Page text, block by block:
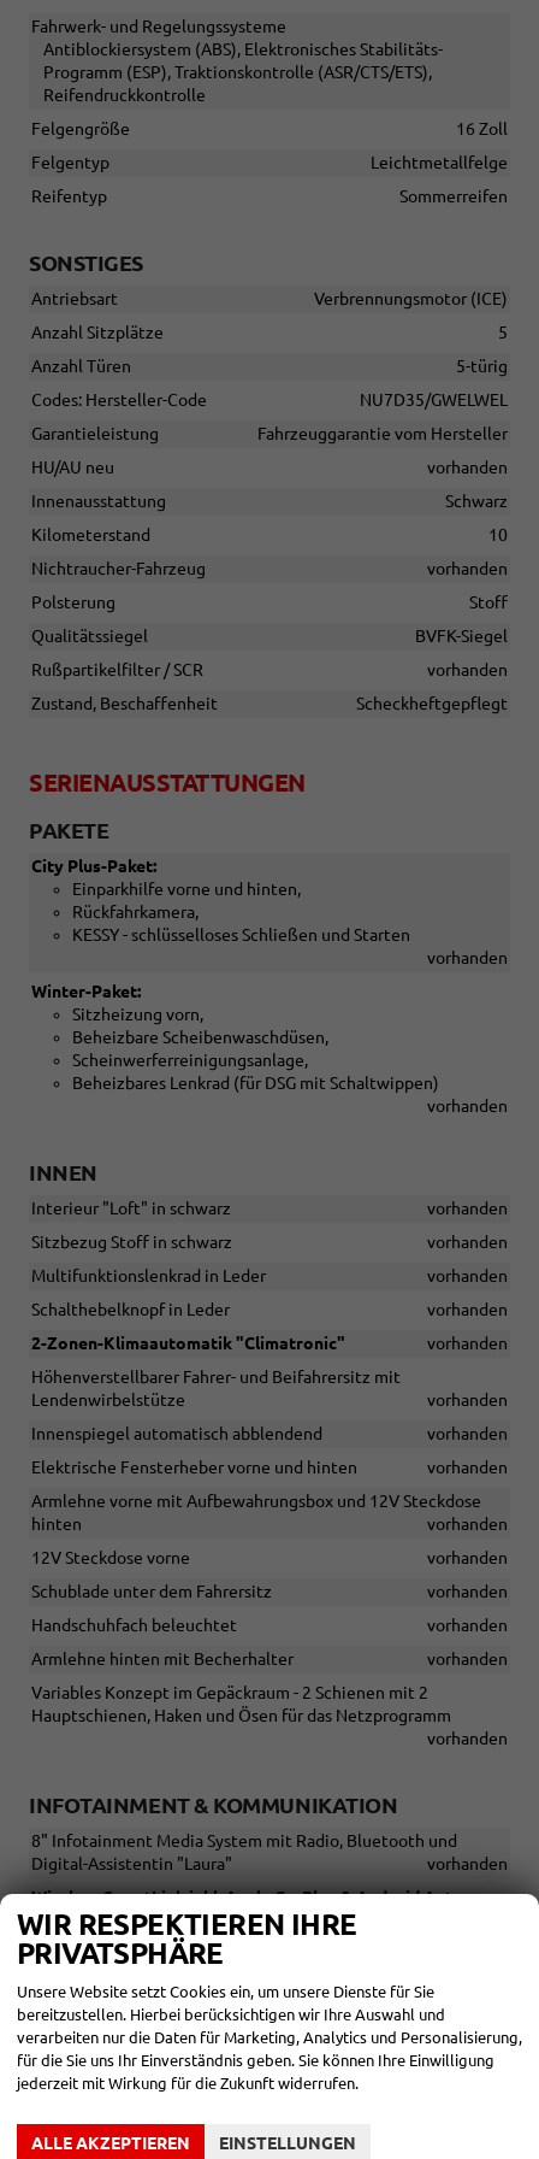
Fahrwerk- und Regelungssysteme
Antiblockiersystem (ABS), Elektronisches Stabilitäts-
Programm (ESP), Traktionskontrolle (ASR/CTS/ETS),
Reifendruckkontrolle
Felgengröße
16 Zoll
Felgentyp
Leichtmetallfelge
Reifentyp
Sommerreifen
SONSTIGES
Antriebsart
Verbrennungsmotor (ICE)
Anzahl Sitzplätze
5
Anzahl Türen
5-türig
Codes: Hersteller-Code
NU7D35/GWELWEL
Garantieleistung
Fahrzeuggarantie vom Hersteller
HU/AU neu
vorhanden
Innenausstattung
Schwarz
Kilometerstand
10
Nichtraucher-Fahrzeug
vorhanden
Polsterung
Stoff
Qualitätssiegel
BVFK-Siegel
Rußpartikelfilter / SCR
vorhanden
Zustand, Beschaffenheit
Scheckheftgepflegt
SERIENAUSSTATTUNGEN
PAKETE
City Plus-Paket:
Einparkhilfe vorne und hinten,
Rückfahrkamera,
KESSY - schlüsselloses Schließen und Starten
vorhanden
Winter-Paket:
Sitzheizung vorn,
Beheizbare Scheibenwaschdüsen,
Scheinwerferreinigungsanlage,
Beheizbares Lenkrad (für DSG mit Schaltwippen)
vorhanden
INNEN
Interieur "Loft" in schwarz
vorhanden
Sitzbezug Stoff in schwarz
vorhanden
Multifunktionslenkrad in Leder
vorhanden
Schalthebelknopf in Leder
vorhanden
2-Zonen-Klimaautomatik "Climatronic"
vorhanden
Höhenverstellbarer Fahrer- und Beifahrersitz mit
Lendenwirbelstütze
vorhanden
Innenspiegel automatisch abblendend
vorhanden
Elektrische Fensterheber vorne und hinten
vorhanden
Armlehne vorne mit Aufbewahrungsbox und 12V Steckdose
hinten
vorhanden
12V Steckdose vorne
vorhanden
Schublade unter dem Fahrersitz
vorhanden
Handschuhfach beleuchtet
vorhanden
Armlehne hinten mit Becherhalter
vorhanden
Variables Konzept im Gepäckraum - 2 Schienen mit 2
Hauptschienen, Haken und Ösen für das Netzprogramm
vorhanden
INFOTAINMENT & KOMMUNIKATION
8" Infotainment Media System mit Radio, Bluetooth und
Digital-Assistentin "Laura"
vorhanden
Wireless SmartLink inkl. Apple CarPlay & Android Auto
Sprachsteuerung
USB
vorhanden
Radio DAB
vorhanden
Freisprecheinrichtung
vorhanden
Induktionsladen für das Smartphone
10" Virtual Cockpit
WIR RESPEKTIEREN IHRE
PRIVATSPHÄRE
Unsere Website setzt Cookies ein, um unsere Dienste für Sie
bereitzustellen. Hierbei berücksichtigen wir Ihre Auswahl und
verarbeiten nur die Daten für Marketing, Analytics und Personalisierung,
für die Sie uns Ihr Einverständnis geben. Sie können Ihre Einwilligung
jederzeit mit Wirkung für die Zukunft widerrufen.
ALLE AKZEPTIEREN EINSTELLUNGEN